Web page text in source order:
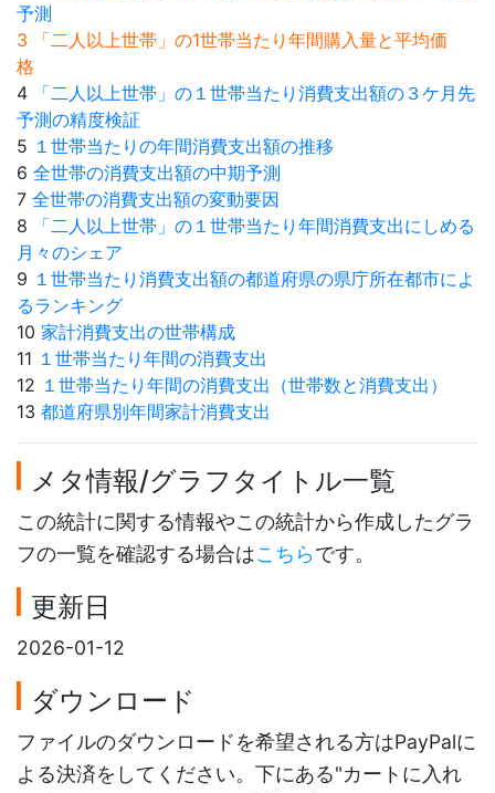
予測
3 「二人以上世帯」の1世帯当たり年間購入量と平均価
格
4
「二人以上世帯」の１世帯当たり消費支出額の３ケ月先
予測の精度検証
5 １世帯当たりの年間消費支出額の推移
6 全世帯の消費支出額の中期予測
7 全世帯の消費支出額の変動要因
8
「二人以上世帯」の１世帯当たり年間消費支出にしめる
月々のシェア
9 １世帯当たり消費支出額の都道府県の県庁所在都市によ
るランキング
10 家計消費支出の世帯構成
11 １世帯当たり年間の消費支出
12 １世帯当たり年間の消費支出（世帯数と消費支出）
13 都道府県別年間家計消費支出
メタ情報/グラフタイトル一覧
この統計に関する情報やこの統計から作成したグラ
フの一覧を確認する場合はこちらです。
更新日
2026-01-12
ダウンロード
ファイルのダウンロードを希望される方はPayPalに
よる決済をしてください。下にある"カートに入れ